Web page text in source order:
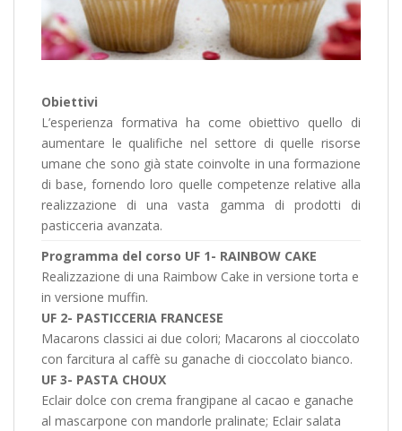
Obiettivi
L’esperienza formativa ha come obiettivo quello di
aumentare le qualifiche nel settore di quelle risorse
umane che sono già state coinvolte in una formazione
di base, fornendo loro quelle competenze relative alla
realizzazione di una vasta gamma di prodotti di
pasticceria avanzata.
Programma del corso UF 1- RAINBOW CAKE
Realizzazione di una Raimbow Cake in versione torta e
in versione muffin.
UF 2- PASTICCERIA FRANCESE
Macarons classici ai due colori; Macarons al cioccolato
con farcitura al caffè su ganache di cioccolato bianco.
UF 3- PASTA CHOUX
Eclair dolce con crema frangipane al cacao e ganache
al mascarpone con mandorle pralinate; Eclair salata